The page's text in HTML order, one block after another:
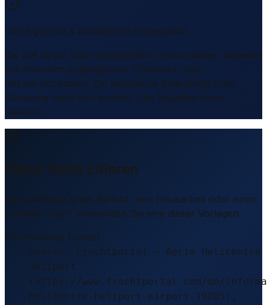
Inhalt geprüft & redaktionell freigegeben
Die auf dieser Seite dargestellten Informationen basieren
auf öffentlich zugänglichen Transport- und
Infrastrukturdaten. Die logistische Bedeutung eines
Standorts kann sich ändern. Alle Angaben ohne
Gewähr.
Diese Seite zitieren
Sie schreiben einen Bericht, eine Hausarbeit oder einen
LinkedIn-Post? Verwenden Sie eine dieser Vorlagen.
Empfohlenes Format
Source: Frachtportal – Aeria Helicentre
Heliport
(https://www.frachtportal.com/de/
helicentre-heliport-airport-19805),